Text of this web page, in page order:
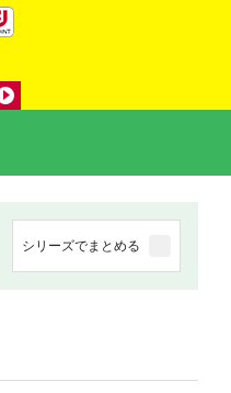
シリーズでまとめる